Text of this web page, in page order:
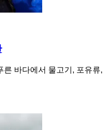
른 바다에서 물고기, 포유류,